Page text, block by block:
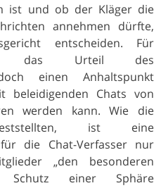
ist und ob der Kläger die
annehmen dürfte,
entscheiden. Für
das Urteil des
einen Anhaltspunkt
beleidigenden Chats von
werden kann. Wie die
ist eine
die Chat-Verfasser nur
„den besonderen
Schutz einer Sphäre